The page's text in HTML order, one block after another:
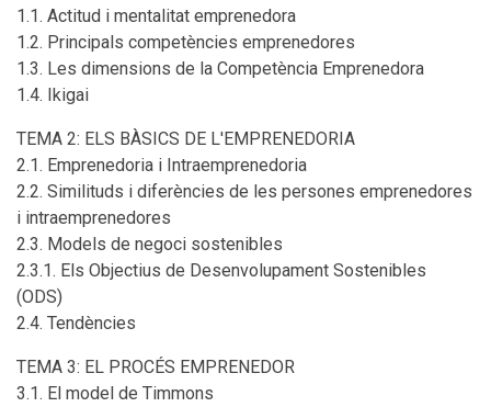
1.1. Actitud i mentalitat emprenedora
1.2. Principals competències emprenedores
1.3. Les dimensions de la Competència Emprenedora
1.4. Ikigai
TEMA 2: ELS BÀSICS DE L'EMPRENEDORIA
2.1. Emprenedoria i Intraemprenedoria
2.2. Similituds i diferències de les persones emprenedores
i intraemprenedores
2.3. Models de negoci sostenibles
2.3.1. Els Objectius de Desenvolupament Sostenibles
(ODS)
2.4. Tendències
TEMA 3: EL PROCÉS EMPRENEDOR
3.1. El model de Timmons